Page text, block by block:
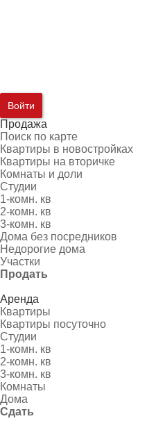
Войти
Продажа
Поиск по карте
Квартиры в новостройках
Квартиры на вторичке
Комнаты и доли
Студии
1-комн. кв
2-комн. кв
3-комн. кв
Дома без посредников
Недорогие дома
Участки
Продать
Аренда
Квартиры
Квартиры посуточно
Студии
1-комн. кв
2-комн. кв
3-комн. кв
Комнаты
Дома
Сдать